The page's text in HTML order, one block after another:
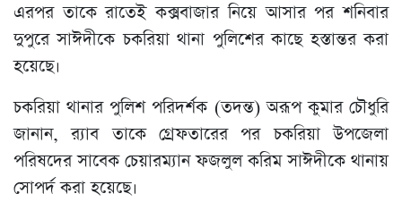
এরপর তাকে রাতেই কক্সবাজার নিয়ে আসার পর শনিবার
দুপুরে সাঈদীকে চকরিয়া থানা পুলিশের কাছে হস্তান্তর করা
হয়েছে।
চকরিয়া থানার পুলিশ পরিদর্শক (তদন্ত) অরূপ কুমার চৌধুরি
জানান, র‍্যাব তাকে গ্রেফতারের পর চকরিয়া উপজেলা
পরিষদের সাবেক চেয়ারম্যান ফজলুল করিম সাঈদীকে থানায়
সোপর্দ করা হয়েছে।